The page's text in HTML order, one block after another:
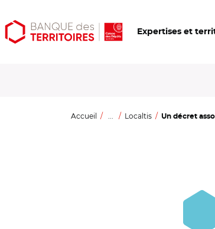
Aller
au
Aller
au
Ouvrir
les
Expertises et
Accueil ... Localtis Un décret